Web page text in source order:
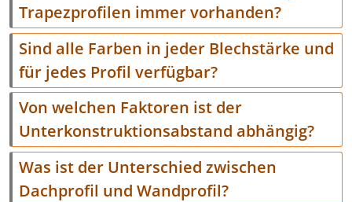
Trapezprofilen immer vorhanden?
Sind alle Farben in jeder Blechstärke und
für jedes Profil verfügbar?
Von welchen Faktoren ist der
Unterkonstruktionsabstand abhängig?
Was ist der Unterschied zwischen
Dachprofil und Wandprofil?